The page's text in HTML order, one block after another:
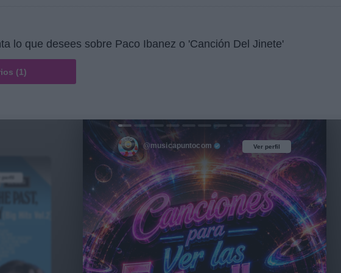
lo que desees sobre Paco Ibanez o 'Canción Del Jinete'
(1)
Ver perfil
@musicapuntocom Ver perfil